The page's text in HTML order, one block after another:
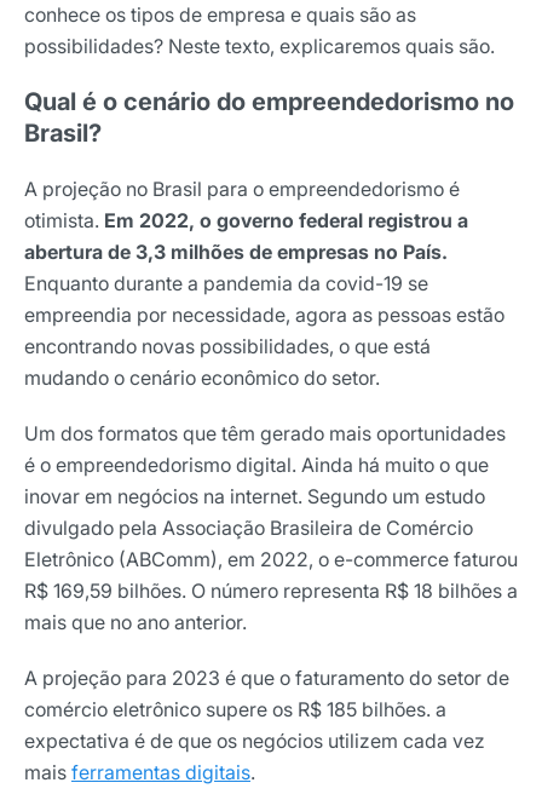
conhece os tipos de empresa e quais são as
possibilidades? Neste texto, explicaremos quais são.
Qual é o cenário do empreendedorismo no
Brasil?
A projeção no Brasil para o empreendedorismo é
otimista. Em 2022, o governo federal registrou a
abertura de 3,3 milhões de empresas no País.
Enquanto durante a pandemia da covid-19 se
empreendia por necessidade, agora as pessoas estão
encontrando novas possibilidades, o que está
mudando o cenário econômico do setor.
Um dos formatos que têm gerado mais oportunidades
é o empreendedorismo digital. Ainda há muito o que
inovar em negócios na internet. Segundo um estudo
divulgado pela Associação Brasileira de Comércio
Eletrônico (ABComm), em 2022, o e-commerce faturou
R$ 169,59 bilhões. O número representa R$ 18 bilhões a
mais que no ano anterior.
A projeção para 2023 é que o faturamento do setor de
comércio eletrônico supere os R$ 185 bilhões. a
expectativa é de que os negócios utilizem cada vez
mais ferramentas digitais.